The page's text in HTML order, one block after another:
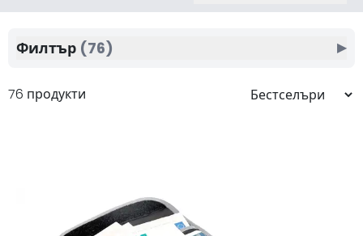
76 продукти
Филтър (76) ▶